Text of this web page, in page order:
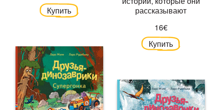
Купить
рассказывают
16€
Купить